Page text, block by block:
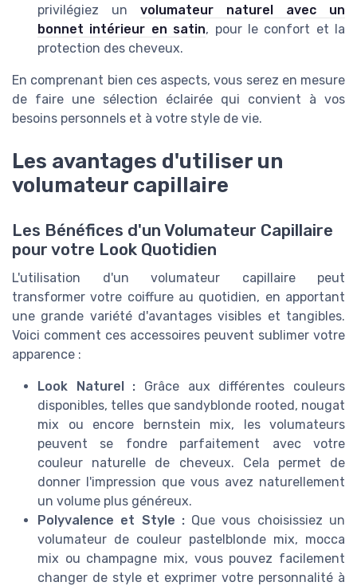
privilégiez un volumateur naturel avec un
bonnet intérieur en satin, pour le confort et la
protection des cheveux.
En comprenant bien ces aspects, vous serez en mesure
de faire une sélection éclairée qui convient à vos
besoins personnels et à votre style de vie.
Les avantages d'utiliser un
volumateur capillaire
Les Bénéfices d'un Volumateur Capillaire
pour votre Look Quotidien
L'utilisation d'un volumateur capillaire peut
transformer votre coiffure au quotidien, en apportant
une grande variété d'avantages visibles et tangibles.
Voici comment ces accessoires peuvent sublimer votre
apparence :
Look Naturel : Grâce aux différentes couleurs
disponibles, telles que sandyblonde rooted, nougat
mix ou encore bernstein mix, les volumateurs
peuvent se fondre parfaitement avec votre
couleur naturelle de cheveux. Cela permet de
donner l'impression que vous avez naturellement
un volume plus généreux.
Polyvalence et Style :Que vous choisissiez un
volumateur de couleur pastelblonde mix, mocca
mix ou champagne mix, vous pouvez facilement
changer de style et exprimer votre personnalité à